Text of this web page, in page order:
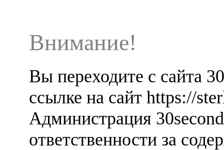
Внимание!
Вы переходите с сайта
ссылке на сайт https://
Администрация
ответственности за